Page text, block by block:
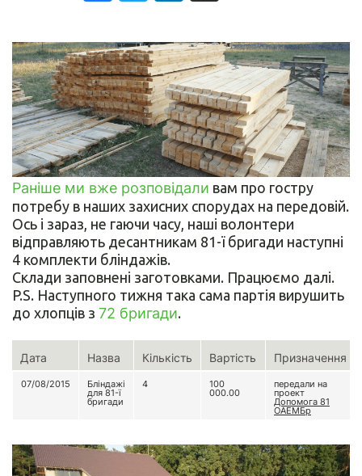
Раніше ми вже розповідали вам про гостру
потребу в наших захисних спорудах на передовій.
Ось і зараз, не гаючи часу, наші волонтери
відправляють десантникам 81-ї бригади наступні
4 комплекти бліндажів.
Склади заповнені заготовками. Працюємо далі.
P.S. Наступного тижня така сама партія вирушить
до хлопців з 72 бригади.
Дата Назва Кількість Вартість Призначення
07/08/2015 Бліндажі
для 81-ї
бригади
4 100
000.00
передали на
проект
Допомога 81
ОАЕМБр